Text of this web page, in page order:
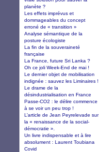
planète ?
Les effets imprévus et
dommageables du concept
erroné de « transition »
Analyse sémantique de la
posture écologiste
La fin de la souveraineté
française
La France, future Sri Lanka ?
Oh ce joli Week-End de mai !
Le dernier objet de mobilisation
indignée : sauvez les Liminaires !
Le drame de la
désindustrialisation en France
Passe-CO2 : le délire commence
à se voir un peu trop !
L’article de Jean Peyrelevade sur
la « renaissance de la social-
démocratie ».
Un livre indispensable et à lire
absolument : Laurent Toubiana
Covid